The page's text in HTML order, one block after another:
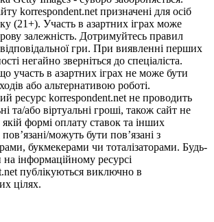
korrespondent.net призначені для осіб
(21+). Участь в азартних іграх може
залежність. Дотримуйтесь правил
гри. При виявленні перших
негайно зверніться до спеціаліста.
участь в азартних іграх не може бути
або альтернативою роботі.
ресурс korrespondent.net не проводить
та/або віртуальні гроші, також сайт не
формі оплату ставок та інших
можуть бути пов’язані з
букмекерами чи тоталізаторами. Будь-
на інформаційному ресурсі
публікуються виключно в
цілях.